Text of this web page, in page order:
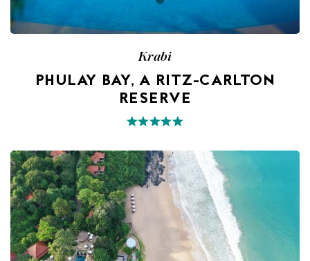
Krabi
PHULAY BAY, A RITZ-CARLTON
RESERVE